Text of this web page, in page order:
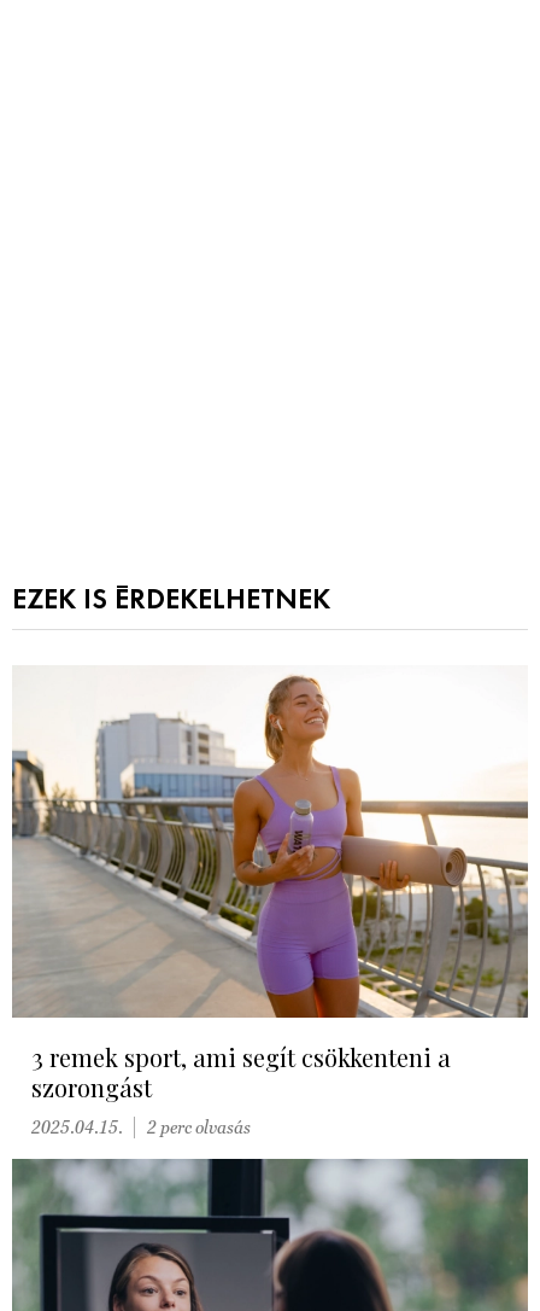
EZEK IS ÉRDEKELHETNEK
3 remek sport, ami segít csökkenteni a
szorongást
2025.04.15. 2 perc olvasás